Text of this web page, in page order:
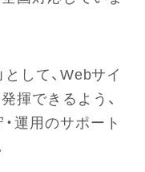
して、Webサイ
揮できるよう、
運用のサポート